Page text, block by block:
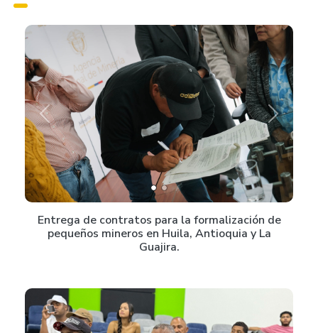
Previous Next
Entrega de contratos para la formalización de
pequeños mineros en Huila, Antioquia y La
Guajira.